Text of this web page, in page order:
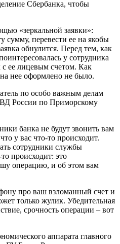
Сбербанка, чтобы
«зеркальной заявки»:
сумму, перевести ее на якобы
обнулится. Перед тем, как
у сотрудника
с ее лицевым счетом. Как
нее оформлено не было.
по особо важным делам
России по Приморскому
банка не будут звонить вам
у вас что-то происходит.
сотрудники службы
происходит: это
операцию, и об этом вам
про ваш взломанный счет и
только жулик. Убедительная
срочность операции – вот
аппарата главного